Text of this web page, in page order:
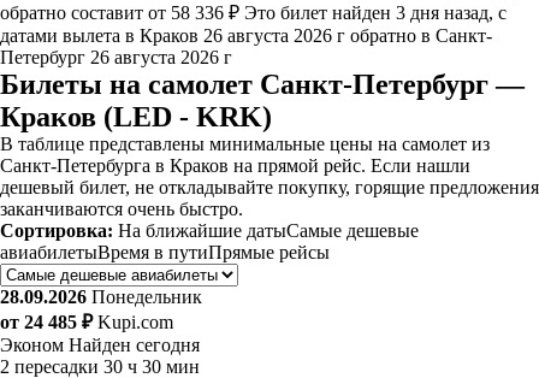
обратно составит от 58 336 ₽ Это билет найден 3 дня назад, с
датами вылета в Краков 26 августа 2026 г обратно в Санкт-
Петербург 26 августа 2026 г
Билеты на самолет Санкт-Петербург —
Краков (LED - KRK)
В таблице представлены минимальные цены на самолет из
Санкт-Петербурга в Краков на прямой рейс. Если нашли
дешевый билет, не откладывайте покупку, горящие предложения
заканчиваются очень быстро.
Сортировка: На ближайшие датыСамые дешевые
авиабилетыВремя в путиПрямые рейсы
28.09.2026 Понедельник
от 24 485 ₽ Kupi.com
Эконом Найден сегодня
2 пересадки 30 ч 30 мин